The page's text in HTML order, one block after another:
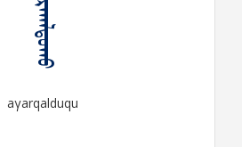
aγarqalduqu